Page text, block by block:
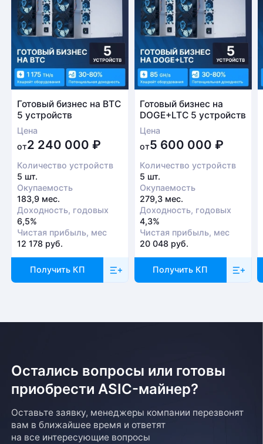
Готовый бизнес на BTC
5 устройств
Цена
от2 240 000 ₽
Количество устройств
5 шт.
Окупаемость
183,9 мес.
Доходность, годовых
6,5%
Чистая прибыль, мес
12 178 руб.
Получить КП
Готовый бизнес на
DOGE+LTC 5 устройств
Цена
от5 600 000₽
Количество устройств
5 шт.
Окупаемость
279,3 мес.
Доходность, годовых
4,3%
Чистая прибыль, мес
20 048 руб.
Получить КП
Остались вопросы или готовы
приобрести ASIC-майнер?
Оставьте заявку, менеджеры компании перезвонят
вам в ближайшее время и ответят
на все интересующие вопросы